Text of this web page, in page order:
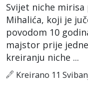
Svijet niche
Mihalića, koji je
povodom 10
majstor prije
kreiranju niche ...
Kreirano 11